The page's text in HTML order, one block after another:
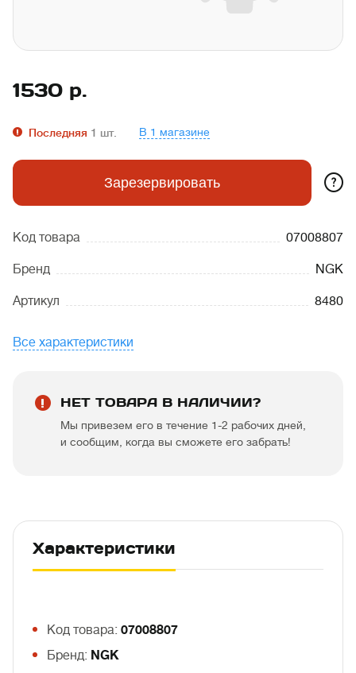
1530 р.
Последняя 1 шт. В 1 магазине
Зарезервировать ?
Код товара 07008807
Бренд NGK
Артикул 8480
Все характеристики
НЕТ ТОВАРА В НАЛИЧИИ?
Мы привезем его в течение 1-2 рабочих дней,
и сообщим, когда вы сможете его забрать!
Характеристики
Код товара: 07008807
Бренд: NGK